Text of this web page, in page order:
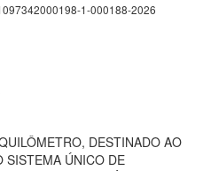
1-000188-2026
DESTINADO AO
SISTEMA ÚNICO DE